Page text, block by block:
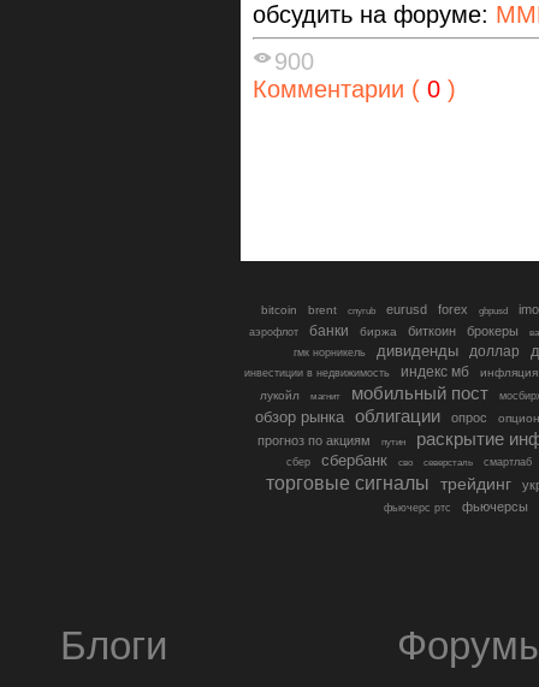
обсудить на форуме:
900
Комментарии ( 0 )
bitcoin brent cnyrub eurusd forex gbpusd
аэрофлот банки биржа биткоин брокеры
гмк норникель
дивиденды доллар
инвестиции в недвижимость индекс мб
инфляция
лукойл
магнит мобильный пост
обзор рынка облигации опрос
прогноз по акциям путин раскрытие
сбер сбербанк сво северсталь смартлаб
торговые сигналы трейдинг
фьючерс ртс фьючерсы
Блоги